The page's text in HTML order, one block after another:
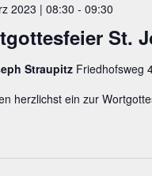
St.
2023 | 08:30 - 09:30
Straupitz Friedhofsweg
herzlichst ein zur